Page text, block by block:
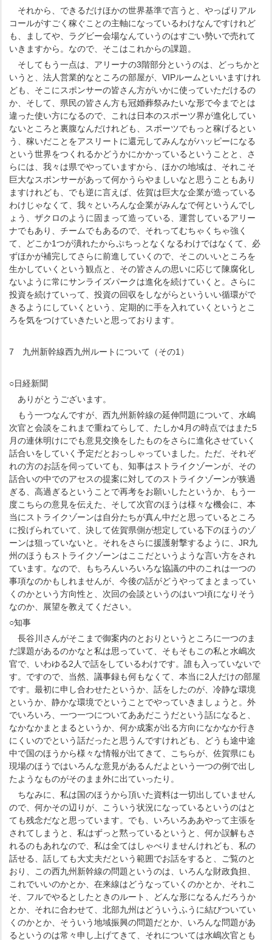
それから、できるだけほかの世界基準で言うと、やっぱりアル
コールがすごく稼ぐことの主軸になっているわけなんですけれど
も、ましてや、ラグビー会場なんていうのはすごい勢いで売れて
いきますから。なので、そこはこれからの課題。
そしてもう一点は、アリーナの3階部分というのは、どっちかと
いうと、法人営業的なところの部屋が、VIPルームといいますけれ
ども、そこにスポンサーの皆さん方がいかに使っていただけるの
か、そして、県民の皆さん方も冠婚葬祭みたいな形で今までとは
違った使い方になるので、これは日本のスポーツ界が進化してい
ないところと裏腹なんだけれども、スポーツでもっと稼げるとい
う、稼いだことをアスリートに還元してみんながハッピーになる
という世界をつくれるかどうかにかかっているということと、さ
らには、我々は県でやっていますから、ほかの地域は、それこそ
巨大なスポンサーがあって何かうらやましいなと思うこともあり
ますけれども、でも逆に言えば、佐賀は巨大な企業が造っている
わけじゃなくて、我々といろんな企業がみんなで何というんでし
ょう、ザクロのように固まって造っている、運営しているアリー
ナでもあり、チームでもあるので、それってむちゃくちゃ強く
て、どこか1つが潰れたからぷちっとなくなるわけではなくて、必
ずほかが補完してさらに前進していくので、そこのいいところを
生かしていくという観点と、その皆さんの思いに応じて陳腐化し
ないように常にサンライズパークは進化を続けていくと。さらに
投資を続けていって、投資の回収をしながらといういい循環がで
きるようにしていくという、定期的に手を入れていくというとこ
ろを気をつけていきたいと思っております。
7 九州新幹線西九州ルートについて（その1）
○日経新聞
ありがとうございます。
もう一つなんですが、西九州新幹線の延伸問題について、水嶋
次官と会談をこれまで重ねてらして、たしか4月の時点ではまた5
月の連休明けにでも意見交換をしたものをさらに進化させていく
話合いをしていく予定だとおっしゃっていました。ただ、それぞ
れの方のお話を伺っていても、知事はストライクゾーンが、その
話合いの中でのアセスの提案に対してのストライクゾーンが狭過
ぎる、高過ぎるということで再考をお願いしたというか、もう一
度こちらの意見を伝えた、そして次官のほうは様々な機会に、本
当にストライクゾーンは自分たちが真ん中だと思っているところ
に投げられていて、決して佐賀県側が想定している下のほうのゾ
ーンは狙っていないと。それをさらに援護射撃するように、JR九
州のほうもストライクゾーンはここだというような言い方をされ
ています。なので、もちろんいろいろな協議の中のこれは一つの
事項なのかもしれませんが、今後の話がどうやってまとまってい
くのかという方向性と、次回の会談というのはいつ頃になりそう
なのか、展望を教えてください。
○知事
長谷川さんがそこまで御案内のとおりというところに一つのま
だ課題があるのかなと私は思っていて、そもそもこの私と水嶋次
官で、いわゆる2人で話をしているわけです。誰も入っていないで
す。ですので、当然、議事録も何もなくて、本当に2人だけの部屋
です。最初に申し合わせたというか、話をしたのが、冷静な環境
というか、静かな環境でということでやっていきましょうと。外
でいろいろ、一つ一つについてああだこうだという話になると、
なかなかまとまるというか、何か成案が出る方向になかなか行き
にくいのでという話だったと思うんですけれども、どうも途中途
中で国のほうから様々な情報が出てきて、こちらが、佐賀県にも
現場のほうではいろんな意見があるんだよという一つの例で出し
たようなものがそのまま外に出ていったり。
ちなみに、私は国のほうから頂いた資料は一切出していません
ので、何かその辺りが、こういう状況になっているというのはと
ても残念だなと思っています。でも、いろいろああやって主張を
されてしまうと、私はずっと黙っているというと、何か誤解もさ
れるのもあれなので、私は全てはしゃべりませんけれども、私の
話せる、話しても大丈夫だという範囲でお話をすると、ご覧のと
おり、この西九州新幹線の問題というのは、いろんな財政負担、
これでいいのかとか、在来線はどうなっていくのかとか、それこ
そ、フルでやるとしたときのルート、どんな形になるんだろうか
とか、それに合わせて、北部九州はどういうふうに結びついてい
くのかとか、そういう地域振興の問題だとか、いろんな問題があ
るというのは常々申し上げてきて、それについては水嶋次官とも